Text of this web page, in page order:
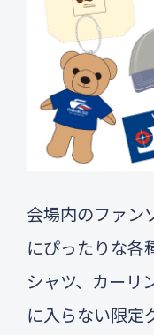
会場内のファン
にぴったりな各
シャツ、カーリ
に入らない限定